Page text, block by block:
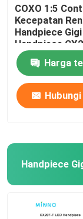
COXO 1:5
Kecepatan
Handpiece
Handpiece
4
Harga
Handpiece